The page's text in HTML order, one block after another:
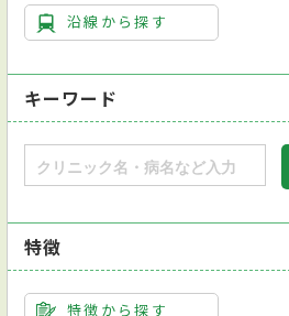
沿線から探す
キーワード
特徴
特徴から探す